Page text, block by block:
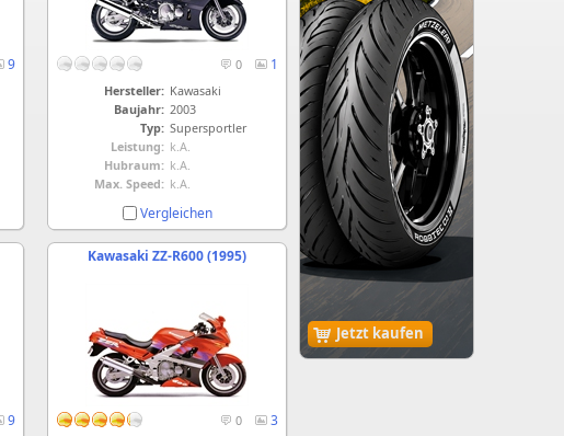
Jetzt kaufen
9 1
0
Hersteller: Kawasaki
Baujahr: 2003
Typ: Supersportler
Leistung: k.A.
Hubraum: k.A.
Max. Speed: k.A.
Vergleichen
9
Kawasaki ZZ-R600 (1995)
3
0